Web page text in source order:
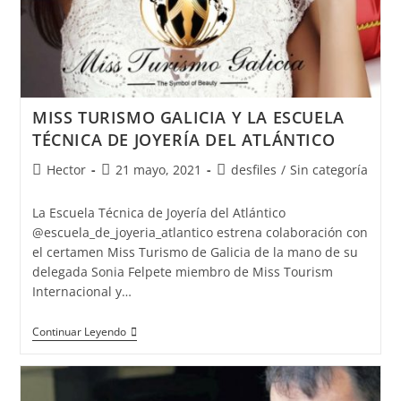
MISS TURISMO GALICIA Y LA ESCUELA
TÉCNICA DE JOYERÍA DEL ATLÁNTICO
Autor
la
entrada:
Hector
Publicación
la
entrada:
21 mayo, 2021
Categoría
la
entrada:
desfiles / Sin categoría
La Escuela Técnica de Joyería del Atlántico
@escuela_de_joyeria_atlantico estrena colaboración con
el certamen Miss Turismo de Galicia de la mano de su
delegada Sonia Felpete miembro de Miss Tourism
Internacional y…
Continuar Leyendo
MISS
GALICIA